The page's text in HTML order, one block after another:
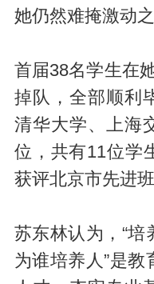
她仍然难掩激动之
首届38名学生在
掉队，全部顺利
清华大学、上海
位，共有11位学
获评北京市先进班
苏东林认为，“培
为谁培养人”是